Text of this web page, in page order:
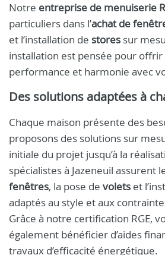
Notre entreprise de menuiserie
particuliers dans l’achat de
et l’installation de stores sur
installation est pensée pour
performance et harmonie avec
Des solutions adaptées à
Chaque maison présente des
proposons des solutions sur
initiale du projet jusqu’à la
spécialistes à Jazeneuil assurent
fenêtres, la pose de volets et
adaptés au style et aux
Grâce à notre certification RGE,
également bénéficier d’aides
travaux d’efficacité énergétique.